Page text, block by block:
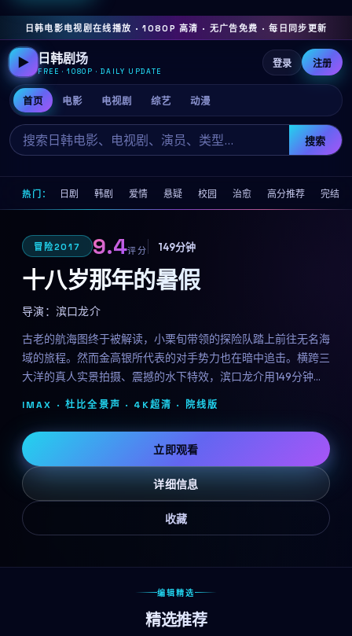
日韩电影电视剧在线播放 · 1080P 高清 · 无广告免费 · 每日同步更新
▶ 日韩剧场
FREE · 1080P · DAILY UPDATE
首页 电影 电视剧 综艺 动漫
搜索
登录 注册
热门： 日剧 韩剧 爱情 悬疑 校园 治愈 高分推荐 完结
冒险2017 9.4评分 149分钟
十八岁那年的暑假
导演： 滨口龙介
古老的航海图终于被解读，小栗旬带领的探险队踏上前往无名海
域的旅程。然而金高银所代表的对手势力也在暗中追击。横跨三
大洋的真人实景拍摄、震撼的水下特效，滨口龙介用149分钟带
来一场视觉与情感的双重盛宴。
IMAX · 杜比全景声 · 4K超清 · 院线版
立即观看
详细信息
收藏
编辑精选
精选推荐